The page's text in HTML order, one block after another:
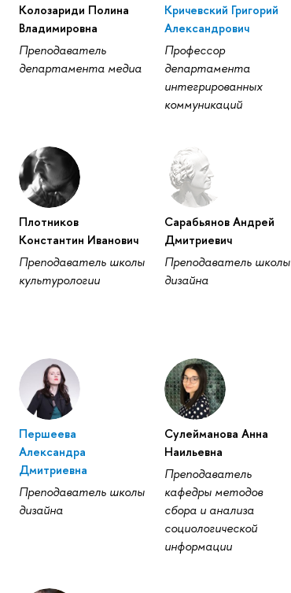
Колозариди Полина
Владимировна
Преподаватель
департамента медиа
Кричевский Григорий
Александрович
Профессор
департамента
интегрированных
коммуникаций
Плотников
Константин Иванович
Преподаватель школы
культурологии
Сарабьянов Андрей
Дмитриевич
Преподаватель школы
дизайна
Першеева
Александра
Дмитриевна
Преподаватель школы
дизайна
Сулейманова Анна
Наильевна
Преподаватель
кафедры методов
сбора и анализа
социологической
информации